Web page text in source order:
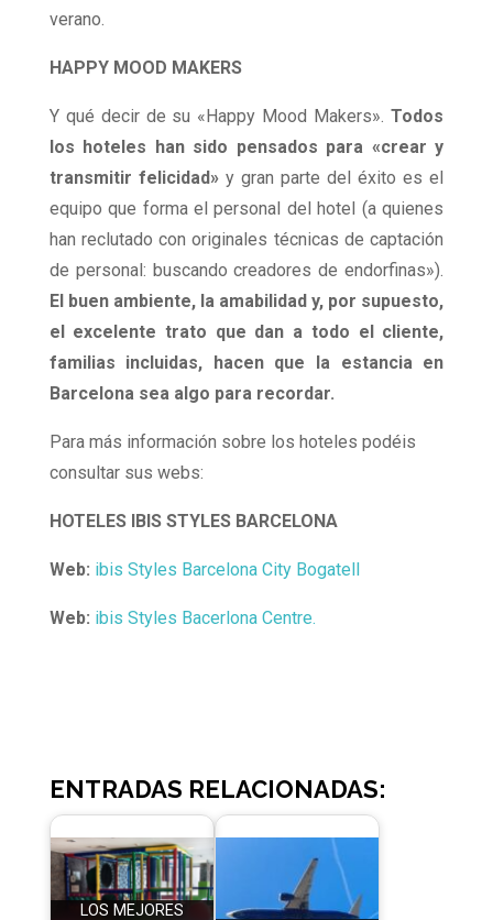
verano.
HAPPY MOOD MAKERS
Y qué decir de su «Happy Mood Makers».Todos
los hoteles han sido pensados para «crear y
transmitir felicidad»y gran parte del éxito es el
equipo que forma el personal del hotel (a quienes
han reclutado con originales técnicas de captación
de personal: buscando creadores de endorfinas»).
El buen ambiente, la amabilidad y, por supuesto,
el excelente trato que dan a todo el cliente,
familias incluidas, hacen que la estancia en
Barcelona sea algo para recordar.
Para más información sobre los hoteles podéis
consultar sus webs:
HOTELES IBIS STYLES BARCELONA
Web: ibis Styles Barcelona City Bogatell
Web: ibis Styles Bacerlona Centre.
ENTRADAS RELACIONADAS:
LOS MEJORES